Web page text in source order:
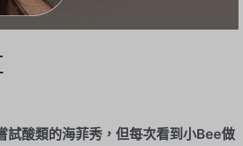
試酸類的海菲秀，但每次看到小Bee做